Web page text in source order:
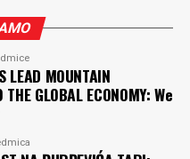
LEAD MOUNTAIN
THE GLOBAL ECONOMY: We